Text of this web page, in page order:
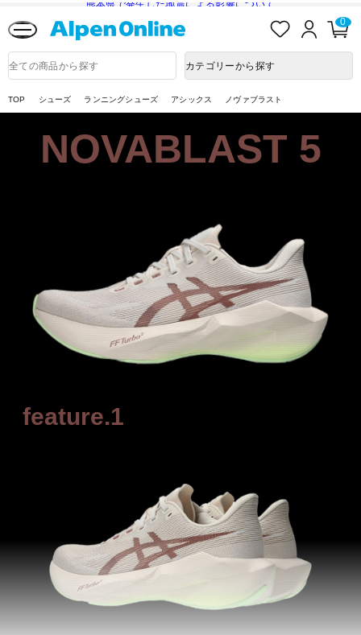
熊本県で発生した地震による影響について
入
ロ
ン
0
品
検
カテゴリーから探す
TOP シューズ ランニングシューズ アシックス ノヴァブラスト
NOVABLAST 5
feature.1